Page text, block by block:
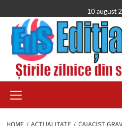
to
content
10 august
Menu